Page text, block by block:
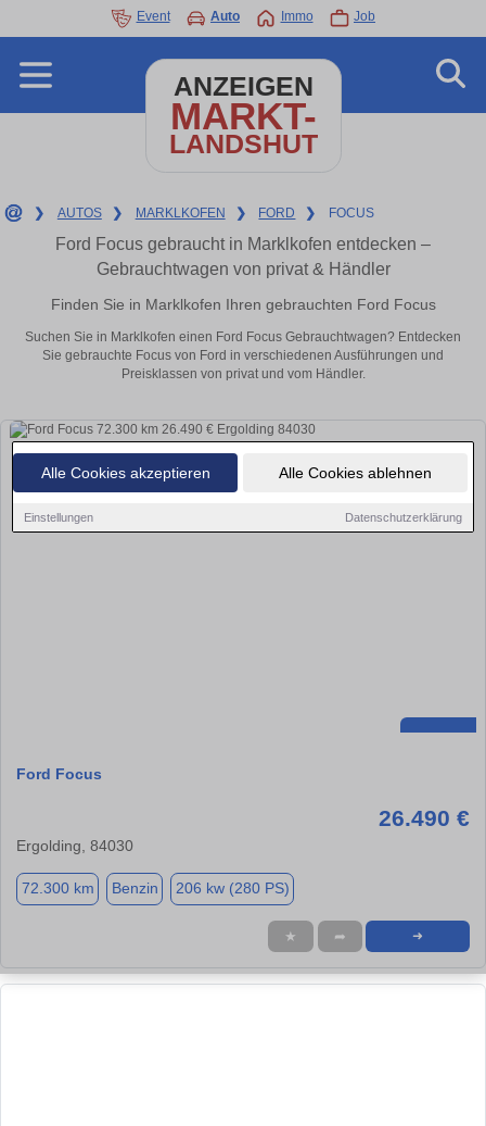
Alle Cookies akzeptieren Alle Cookies ablehnen
Einstellungen Datenschutzerklärung
Event Auto Immo Job
ANZEIGEN
MARKT-
LANDSHUT
❯ AUTOS ❯ MARKLKOFEN ❯ FORD ❯ FOCUS
Ford Focus gebraucht in Marklkofen entdecken –
Gebrauchtwagen von privat & Händler
Finden Sie in Marklkofen Ihren gebrauchten Ford Focus
Suchen Sie in Marklkofen einen Ford Focus Gebrauchtwagen? Entdecken
Sie gebrauchte Focus von Ford in verschiedenen Ausführungen und
Preisklassen von privat und vom Händler.
Ford Focus
26.490 €
Ergolding, 84030
72.300 km Benzin 206 kw (280 PS)
★ ➦ ➜